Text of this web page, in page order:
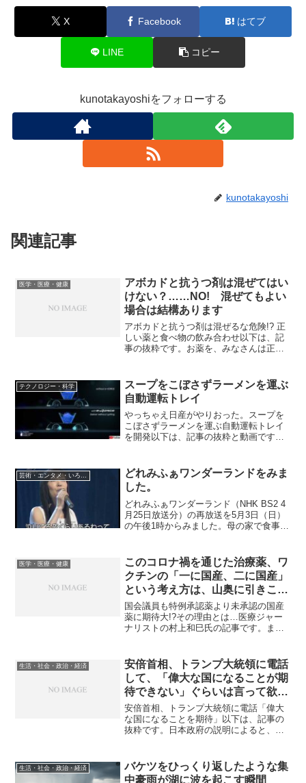
X Facebook はてブ
LINE コピー
kunotakayoshiをフォローする
kunotakayoshi
関連記事
医学・医療・健康
アボカドと抗うつ剤は混ぜてはい
けない？……NO! 混ぜてもよい
場合は結構あります
アボカドと抗うつ剤は混ぜるな危険!? 正
しい薬と食べ物の飲み合わせ以下は、記
事の抜粋です。お薬を、みなさんは正し
グや、食べ物の飲み合わせによっては体
調を悪化させる危険...
テクノロジー・科学
スープをこぼさずラーメンを運ぶ
自動運転トレイ
やっちゃえ日産がやりおった。スープを
こぼさずラーメンを運ぶ自動運転トレイ
を開発以下は、記事の抜粋と動画です
素早く運ぶトレイ。といってもただのト
レイじゃない。自動...
どれみふぁワンダーランドをみま
した。
どれみふぁワンダーランド（NHK BS2 4
月25日放送分）の再放送を5月3日（日）
の午後1時からみました。母の家で食事を
ことになりました。宮川彬良の「音楽の
深読み」...
医学・医療・健康
このコロナ禍を通じた治療薬、ワ
クチンの「一に国産、二に国産」
という考え方は、山奥に引きこも
って天に向かって空威張りする意
味不明なカルトのようにしか見え
ない
国会議員も特例承認薬より未承認の国産
薬に期待大!?その理由とは…医療ジャー
ナリストの村上和巳氏の記事です。まっ
が昨年末に承認されたのに続き、この記
事の公開日である2月...
生活・社会・政治・経済
安倍首相、トランプ大統領に電話
して、「偉大な国になることが期
待できない」ぐらいは言って欲し
い
安倍首相、トランプ大統領に電話「偉大
な国になることを期待」以下は、記事の
抜粋です。日本政府の説明によると、電
に行動され、トランプ時代の幕開けを強
烈に印象づけた」と伝えた...
生活・社会・政治・経済
バケツをひっくり返したような集
中豪雨が湖に波を起こす瞬間